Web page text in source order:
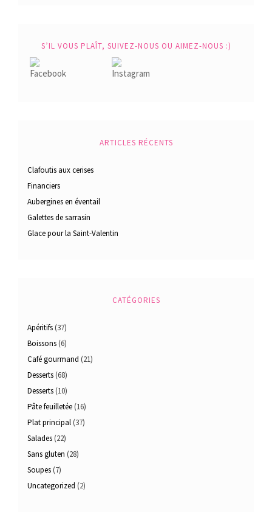
S’IL VOUS PLAÎT, SUIVEZ-NOUS OU AIMEZ-NOUS :)
ARTICLES RÉCENTS
Clafoutis aux cerises
Financiers
Aubergines en éventail
Galettes de sarrasin
Glace pour la Saint-Valentin
CATÉGORIES
Apéritifs (37)
Boissons (6)
Café gourmand (21)
Desserts (68)
Desserts (10)
Pâte feuilletée (16)
Plat principal (37)
Salades (22)
Sans gluten (28)
Soupes (7)
Uncategorized (2)